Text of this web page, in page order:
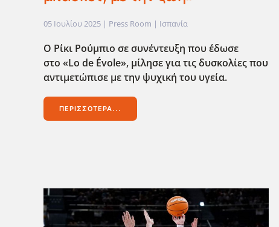
05 Ιουλίου 2025 | Press Room | Ισπανία
Ο Ρίκι Ρούμπιο σε συνέντευξη που έδωσε
στο «Lo de Évole», μίλησε για τις δυσκολίες που
αντιμετώπισε με την ψυχική του υγεία.
ΠΕΡΙΣΣΌΤΕΡΑ...